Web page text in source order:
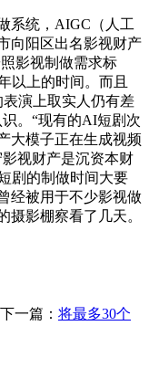
统，AIGC（人工
向阳区出名影视财产
影视制做需求标
以上的时间。而且
演上取实人仍有差
。“现有的AI短剧次
大模子正在生成视频
视财产是沉资本财
剧的制做时间大要
经被用于不少影视做
摄影棚察看了几天。
下一篇： 将最多30个